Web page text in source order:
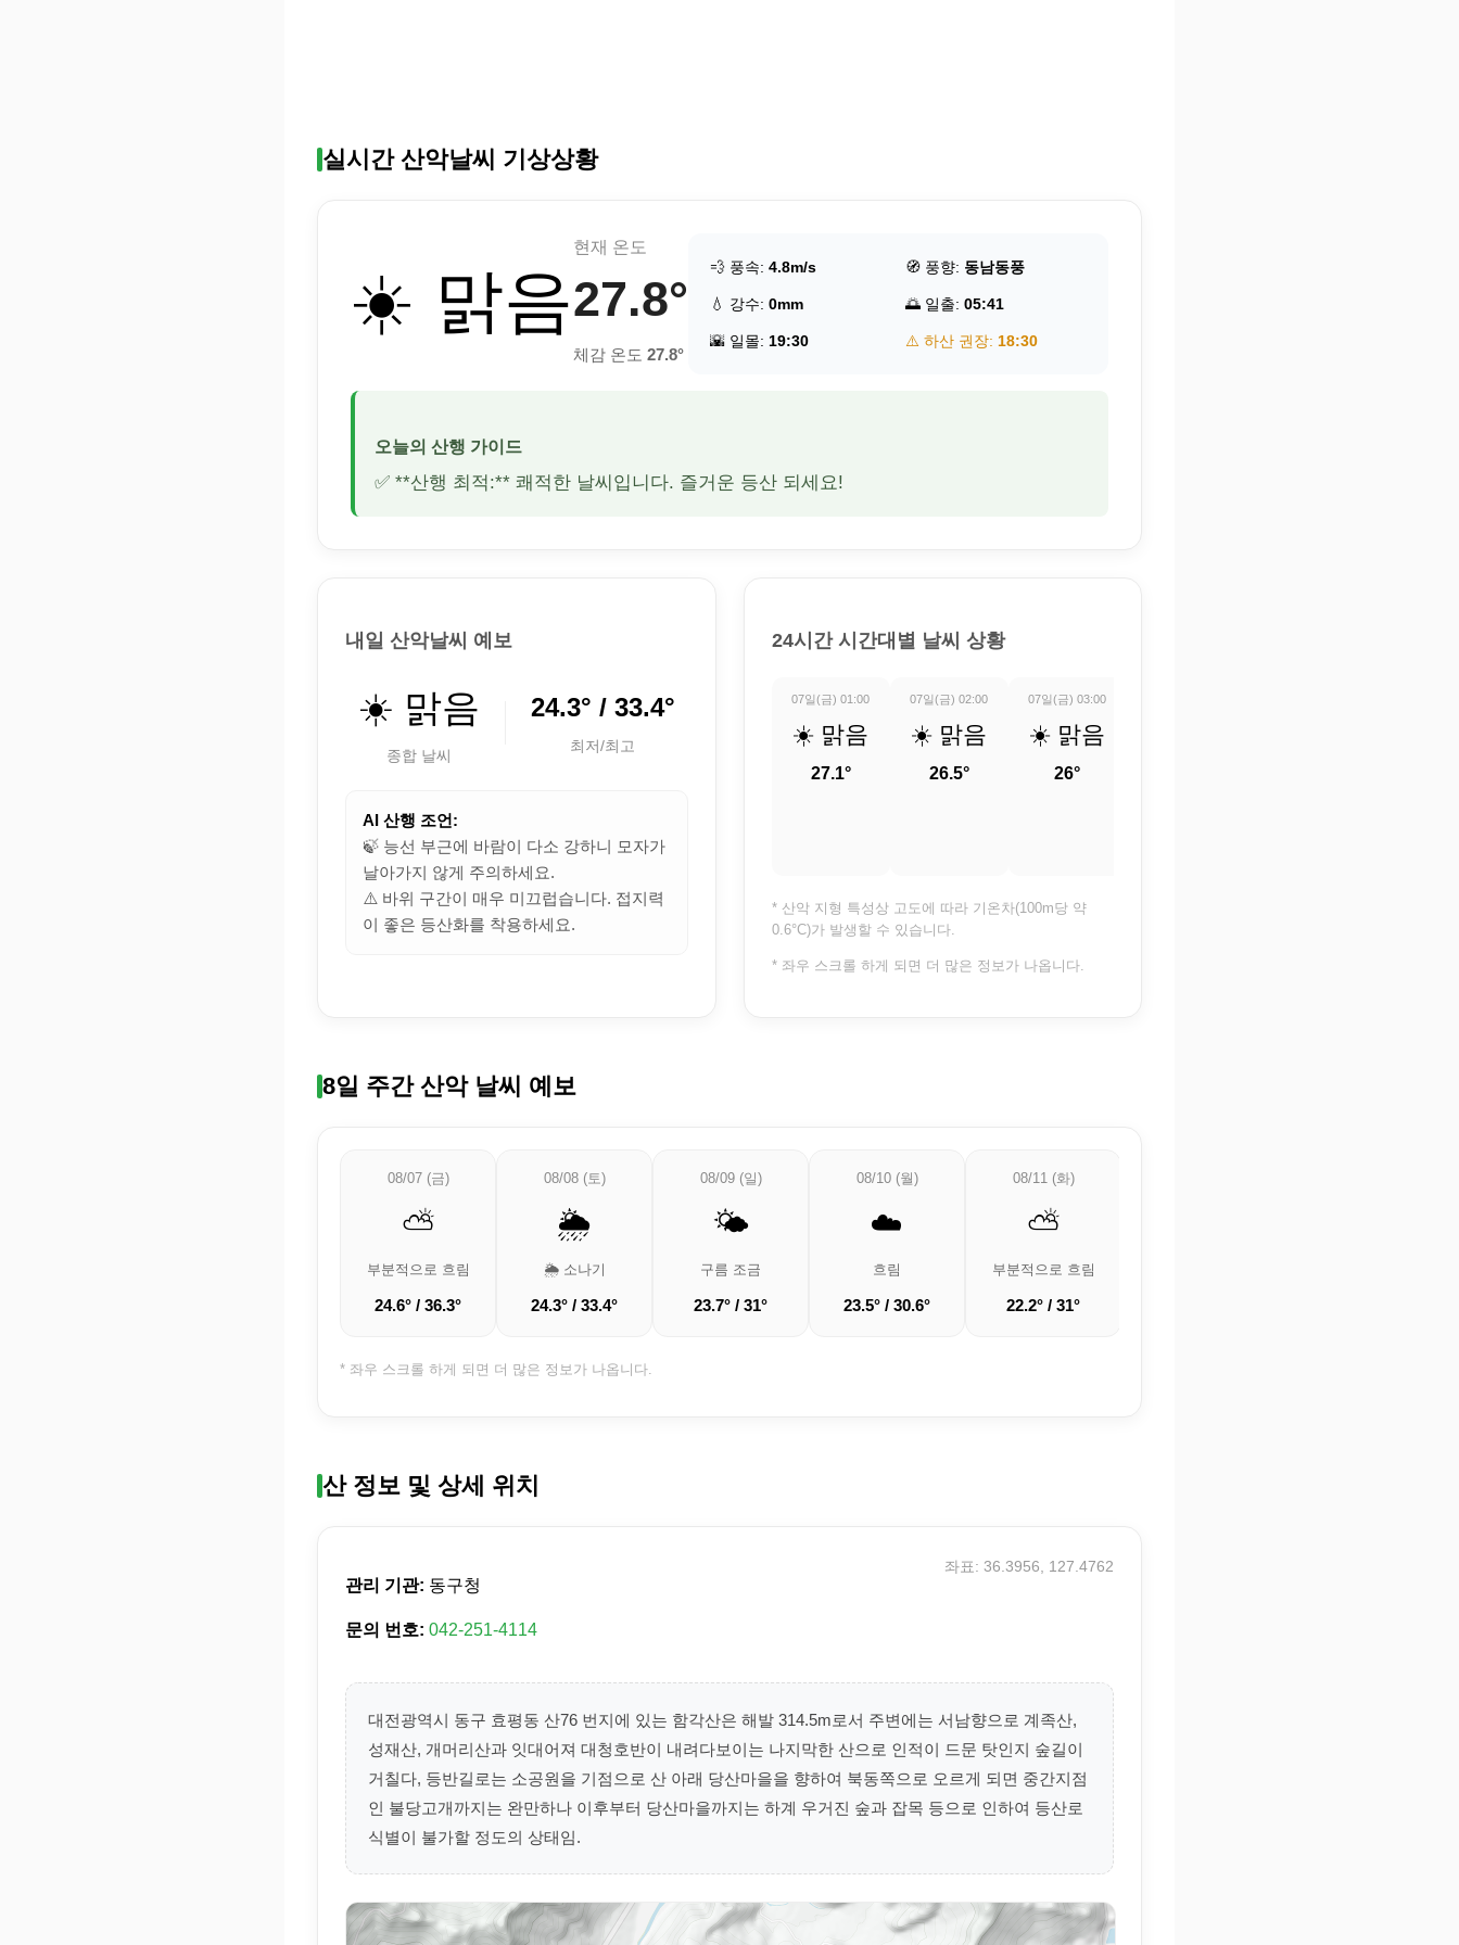
실시간 산악날씨 기상상황
☀️ 맑음
현재 온도
27.8°
체감 온도 27.8°
💨 풍속: 4.8m/s 🧭 풍향: 동남동풍
💧 강수: 0mm 🌅 일출: 05:41
🌇 일몰: 19:30 ⚠️ 하산 권장: 18:30
오늘의 산행 가이드
✅ **산행 최적:** 쾌적한 날씨입니다. 즐거운 등산 되세요!
내일 산악날씨 예보
☀️ 맑음
종합 날씨
24.3° / 33.4°
최저/최고
AI 산행 조언:
🍃 능선 부근에 바람이 다소 강하니 모자가
날아가지 않게 주의하세요.
⚠️ 바위 구간이 매우 미끄럽습니다. 접지력
이 좋은 등산화를 착용하세요.
24시간 시간대별 날씨 상황
07일(금) 01:00
☀️ 맑음
27.1°
07일(금) 02:00
☀️ 맑음
26.5°
07일(금) 03:00
☀️ 맑음
26°
* 산악 지형 특성상 고도에 따라 기온차(100m당 약
0.6°C)가 발생할 수 있습니다.
* 좌우 스크롤 하게 되면 더 많은 정보가 나옵니다.
8일 주간 산악 날씨 예보
08/07 (금)
⛅
부분적으로 흐림
24.6° / 36.3°
08/08 (토)
🌦️
🌦️ 소나기
24.3° / 33.4°
08/09 (일)
🌤️
구름 조금
23.7° / 31°
08/10 (월)
☁️
흐림
23.5° / 30.6°
08/11 (화)
⛅
부분적으로 흐림
22.2° / 31°
* 좌우 스크롤 하게 되면 더 많은 정보가 나옵니다.
산 정보 및 상세 위치
관리 기관: 동구청
문의 번호: 042-251-4114
좌표: 36.3956, 127.4762
대전광역시 동구 효평동 산76 번지에 있는 함각산은 해발 314.5m로서 주변에는 서남향으로 계족산,
성재산, 개머리산과 잇대어져 대청호반이 내려다보이는 나지막한 산으로 인적이 드문 탓인지 숲길이
거칠다, 등반길로는 소공원을 기점으로 산 아래 당산마을을 향하여 북동쪽으로 오르게 되면 중간지점
인 불당고개까지는 완만하나 이후부터 당산마을까지는 하계 우거진 숲과 잡목 등으로 인하여 등산로
식별이 불가할 정도의 상태임.